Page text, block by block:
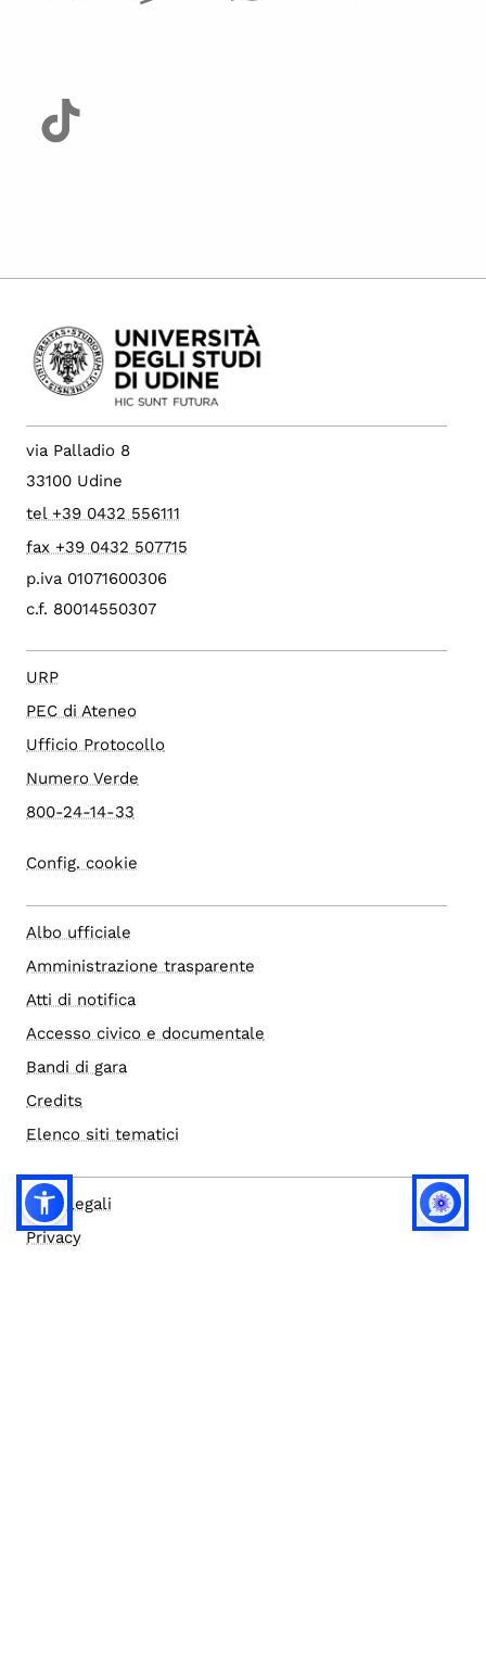
via Palladio 8
33100 Udine
tel +39 0432 556111
fax +39 0432 507715
p.iva 01071600306
c.f. 80014550307
URP
PEC di Ateneo
Ufficio Protocollo
Numero Verde
800-24-14-33
Config. cookie
Albo ufficiale
Amministrazione trasparente
Atti di notifica
Accesso civico e documentale
Bandi di gara
Credits
Elenco siti tematici
Note legali
Privacy